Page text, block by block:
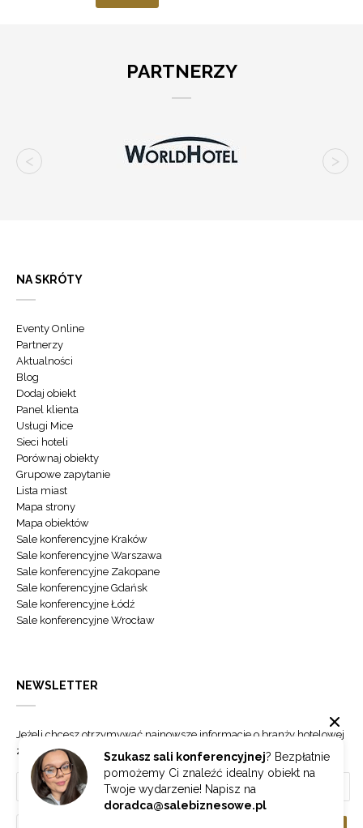
PARTNERZY
Szukasz sali konferencyjnej? Bezpłatnie
pomożemy Ci znaleźć idealny obiekt na
Twoje wydarzenie! Napisz na
doradca@salebiznesowe.pl
NA SKRÓTY
Eventy Online
Partnerzy
Aktualności
Blog
Dodaj obiekt
Panel klienta
Usługi Mice
Sieci hoteli
Porównaj obiekty
Grupowe zapytanie
Lista miast
Mapa strony
Mapa obiektów
Sale konferencyjne Kraków
Sale konferencyjne Warszawa
Sale konferencyjne Zakopane
Sale konferencyjne Gdańsk
Sale konferencyjne Łódź
Sale konferencyjne Wrocław
NEWSLETTER
Jeżeli chcesz otrzymywać najnowsze informacje o branży hotelowej
zapisz się do naszego newslettera.